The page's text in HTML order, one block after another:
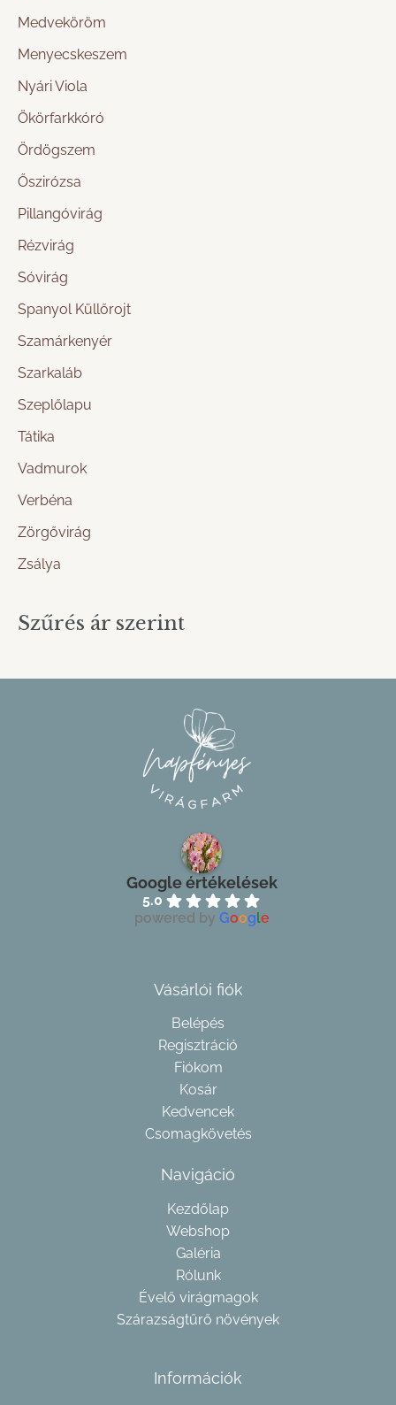
Medveköröm
Menyecskeszem
Nyári Viola
Ökörfarkkóró
Ördögszem
Őszirózsa
Pillangóvirág
Rézvirág
Sóvirág
Spanyol Küllőrojt
Szamárkenyér
Szarkaláb
Szeplőlapu
Tátika
Vadmurok
Verbéna
Zörgővirág
Zsálya
Szűrés ár szerint
Google értékelések
5.0
powered by Google
Vásárlói fiók
Belépés
Regisztráció
Fiókom
Kosár
Kedvencek
Csomagkövetés
Navigáció
Kezdőlap
Webshop
Galéria
Rólunk
Évelő virágmagok
Szárazságtűrő növények
Információk